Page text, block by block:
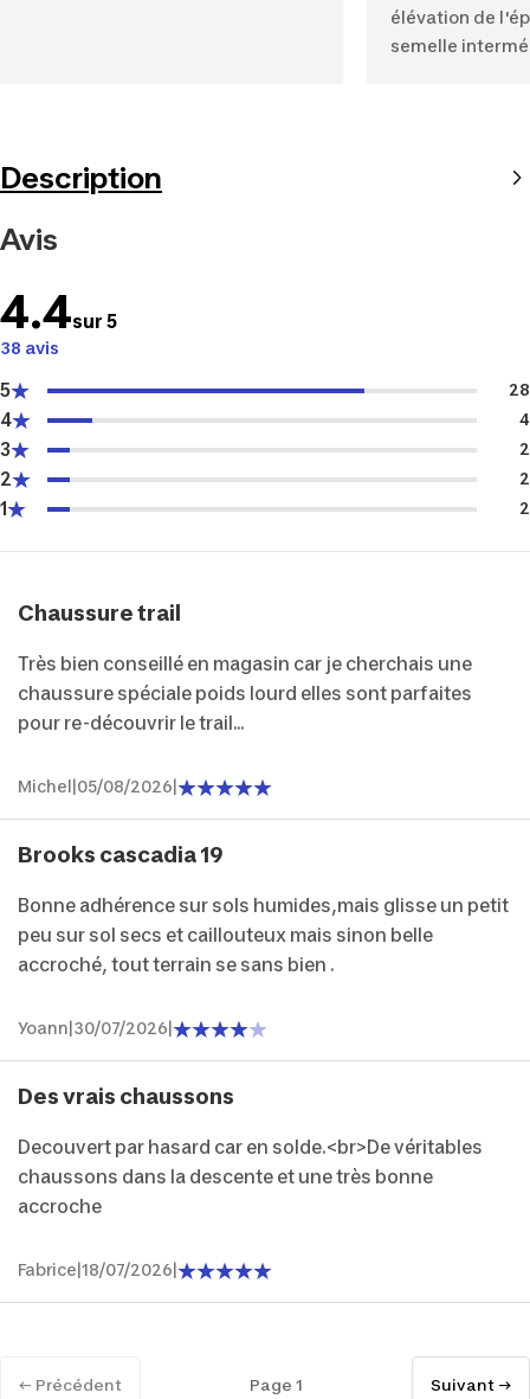
élévation de
semelle
Description
Avis
4.4sur 5
38 avis
5 28
4 4
3 2
2 2
1 2
Chaussure trail
Très bien conseillé en magasin car je cherchais une
chaussure spéciale poids lourd elles sont parfaites
pour re-découvrir le trail...
Michel 05/08/2026
Brooks cascadia 19
Bonne adhérence sur sols humides,mais glisse un petit
peu sur sol secs et caillouteux mais sinon belle
accroché, tout terrain se sans bien .
Yoann 30/07/2026
Des vrais chaussons
Decouvert par hasard car en solde.<br>De véritables
chaussons dans la descente et une très bonne
accroche
Fabrice 18/07/2026
← Précédent Page 1 Suivant →